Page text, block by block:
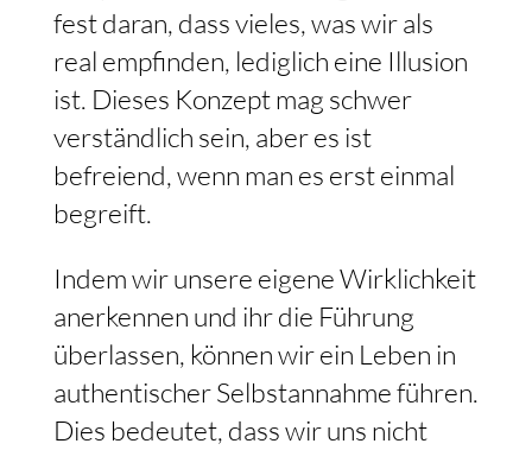
fest daran, dass vieles, was wir als
real empfinden, lediglich eine Illusion
ist. Dieses Konzept mag schwer
verständlich sein, aber es ist
befreiend, wenn man es erst einmal
begreift.
Indem wir unsere eigene Wirklichkeit
anerkennen und ihr die Führung
überlassen, können wir ein Leben in
authentischer Selbstannahme führen.
Dies bedeutet, dass wir uns nicht